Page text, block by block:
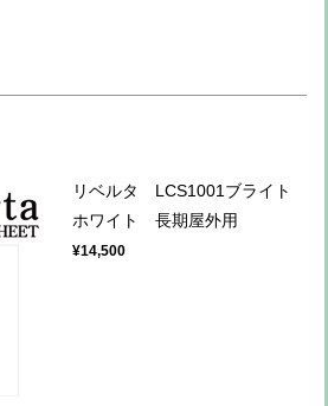
リベルタ LCS1001ブライト
ホワイト 長期屋外用
¥14,500